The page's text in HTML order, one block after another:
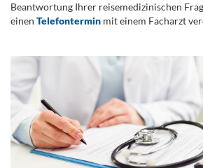
Beantwortung Ihrer reisemedizinischen
einen Telefontermin mit einem Facharzt